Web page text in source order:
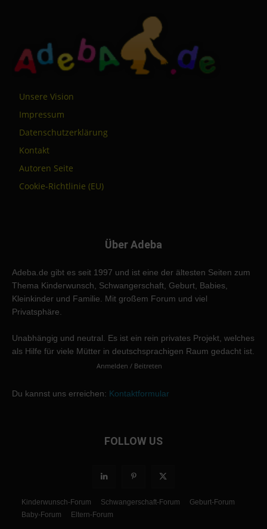
Unsere Vision
Impressum
Datenschutzerklärung
Kontakt
Autoren Seite
Cookie-Richtlinie (EU)
Über Adeba
Adeba.de gibt es seit 1997 und ist eine der ältesten Seiten zum
Thema Kinderwunsch, Schwangerschaft, Geburt, Babies,
Kleinkinder und Familie. Mit großem Forum und viel
Privatsphäre.
Unabhängig und neutral. Es ist ein rein privates Projekt, welches
als Hilfe für viele Mütter in deutschsprachigen Raum gedacht ist.
Anmelden / Beitreten
Du kannst uns erreichen: Kontaktformular
FOLLOW US
Kinderwunsch-Forum Schwangerschaft-Forum
Geburt-Forum
Baby-Forum
Eltern-Forum